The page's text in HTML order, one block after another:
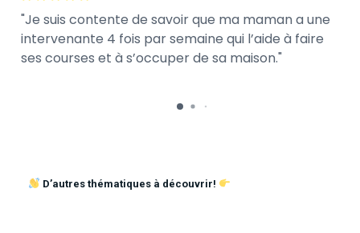
Je suis contente de savoir que ma maman a une
intervenante 4 fois par semaine qui l’aide à faire
ses courses et à s’occuper de sa maison.
D’autres thématiques à découvrir!